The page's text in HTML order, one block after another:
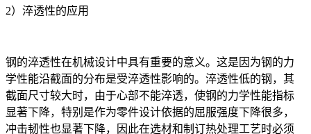
2）淬透性的应用
钢的淬透性在机械设计中具有重要的意义。这是因为钢的力
学性能沿截面的分布是受淬透性影响的。淬透性低的钢，其
截面尺寸较大时，由于心部不能淬透，使钢的力学性能指标
显著下降，特别是作为零件设计依据的屈服强度下降很多，
冲击韧性也显著下降，因此在选材和制订热处理工艺时必须